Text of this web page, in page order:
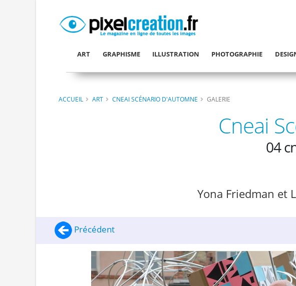
ART GRAPHISME ILLUSTRATION PHOTOGRAPHIE
ACCUEIL ART CNEAI SCÉNARIO D'AUTOMNE GALERIE
Cneai
04
Yona Friedman et
Précédent